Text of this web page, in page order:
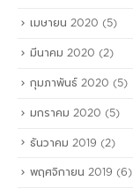
เมษายน 2020 (5)
มีนาคม 2020 (2)
กุมภาพันธ์ 2020 (5)
มกราคม 2020 (5)
ธันวาคม 2019 (2)
พฤศจิกายน 2019 (6)